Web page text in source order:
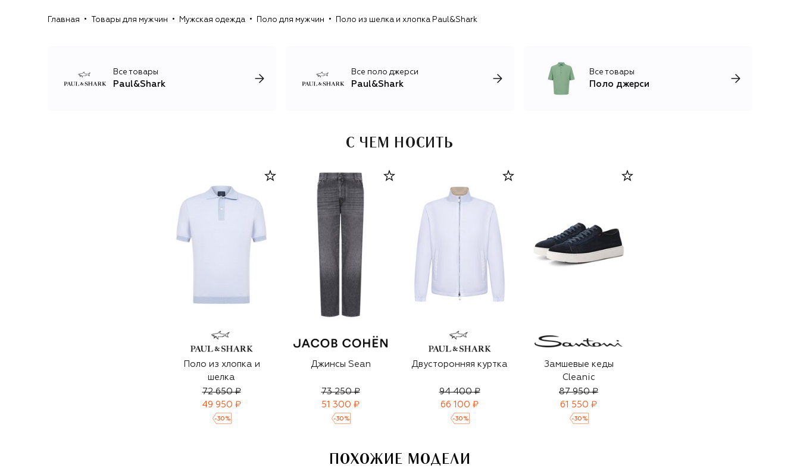
только в море, но и в городе.
Главная Товары для мужчин Мужская одежда Поло для мужчин Поло из шелка и хлопка Paul&Shark
Все товары
Paul&Shark
Все поло джерси
Paul&Shark
Все товары
Поло джерси
С ЧЕМ НОСИТЬ
Поло из хлопка и
шелка
72 650 ₽
49 950 ₽
-30 %
Джинсы Sean
73 250 ₽
51 300 ₽
-30 %
Двусторонняя куртка
94 400 ₽
66 100 ₽
-30 %
Замшевые кеды
Cleanic
87 950 ₽
61 550 ₽
-30 %
ПОХОЖИЕ МОДЕЛИ